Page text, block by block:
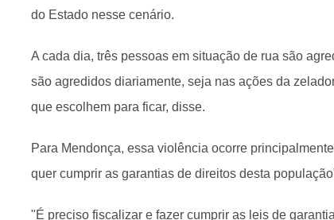
do Estado nesse cenário.
A cada dia, três pessoas em situação de rua são
são agredidos diariamente, seja nas ações da
que escolhem para ficar, disse.
Para Mendonça, essa violência ocorre
quer cumprir as garantias de direitos desta
"É preciso fiscalizar e fazer cumprir as leis de